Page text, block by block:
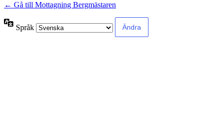
← Gå till Mottagning Bergmästaren
Språk